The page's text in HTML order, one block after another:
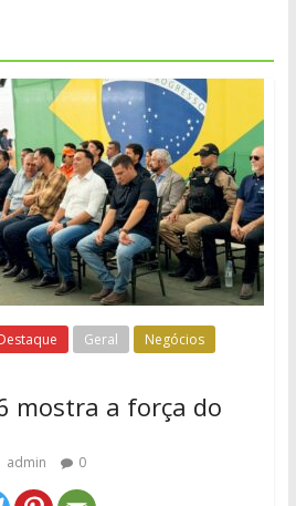
Geral
Negócios
mostra a força do
admin 0